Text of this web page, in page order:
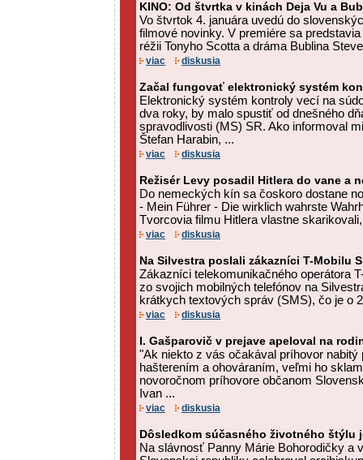
KINO: Od štvrtka v kinách Deja Vu a
Vo štvrtok 4. januára uvedú do
filmové novinky. V premiére sa
réžii Tonyho Scotta a dráma Bublina
viac diskusia
Začal fungovať elektronický systém
Elektronický systém kontroly vecí na
dva roky, by malo spustiť od dnešného
spravodlivosti (MS) SR. Ako informoval
Štefan Harabin, ...
viac diskusia
Režisér Levy posadil Hitlera do vane a
Do nemeckých kín sa čoskoro dostane
- Mein Führer - Die wirklich wahrste
Tvorcovia filmu Hitlera vlastne
viac diskusia
Na Silvestra poslali zákazníci T-Mobilu
Zákazníci telekomunikačného operátora
zo svojich mobilných telefónov na
krátkych textových správ (SMS), čo je o
viac diskusia
I. Gašparovič v prejave apeloval na
"Ak niekto z vás očakával príhovor nabitý
hašterením a ohováraním, veľmi ho
novoročnom príhovore občanom
Ivan ...
viac diskusia
Dôsledkom súčasného životného štýlu
Na slávnosť Panny Márie Bohorodičky a